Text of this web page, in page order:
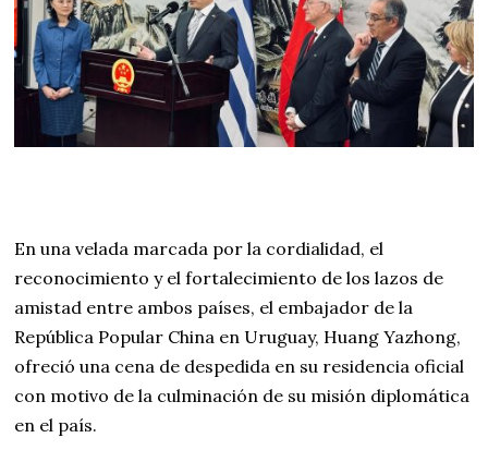
En una velada marcada por la cordialidad, el
reconocimiento y el fortalecimiento de los lazos de
amistad entre ambos países, el embajador de la
República Popular China en Uruguay, Huang Yazhong,
ofreció una cena de despedida en su residencia oficial
con motivo de la culminación de su misión diplomática
en el país.